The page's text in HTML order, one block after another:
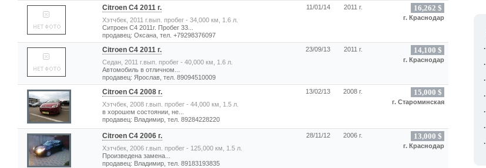
Citroen C4 2011 г.
Хэтчбек, 2011 г.вып. пробег - 34,000 км, 1.6 л.
Ситроен С4 2011г. Пробег 33...
продавец: Оксана, тел. +79298376097
11/01/14 2011 г. 16,262 $
г. Краснодар
Citroen C4 2011 г.
Седан, 2011 г.вып. пробег - 40,000 км, 1.6 л.
Автомобиль в отличном...
продавец: Ярослав, тел. 89094510009
23/09/13 2011 г. 14,100 $
г. Краснодар
Citroen C4 2008 г.
Хэтчбек, 2008 г.вып. пробег - 44,000 км, 1.5 л.
в хорошем состоянии, не...
продавец: Владимир, тел. 89284228220
13/02/13 2008 г. 15,000 $
г. Староминская
Citroen C4 2006 г.
Хэтчбек, 2006 г.вып. пробег - 125,000 км, 1.5 л.
Произведена замена...
продавец: Владимир, тел. 89183193835
28/11/12 2006 г. 13,000 $
г. Краснодар
·
·
·
·
·
·
·